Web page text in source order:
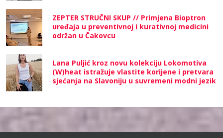
ZEPTER STRUČNI SKUP // Primjena Bioptron
uređaja u preventivnoj i kurativnoj medicini
održan u Čakovcu
Lana Puljić kroz novu kolekciju Lokomotiva
(W)heat istražuje vlastite korijene i pretvara
sjećanja na Slavoniju u suvremeni modni jezik